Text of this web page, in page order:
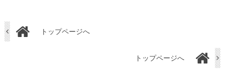
トップページへ
トップページへ